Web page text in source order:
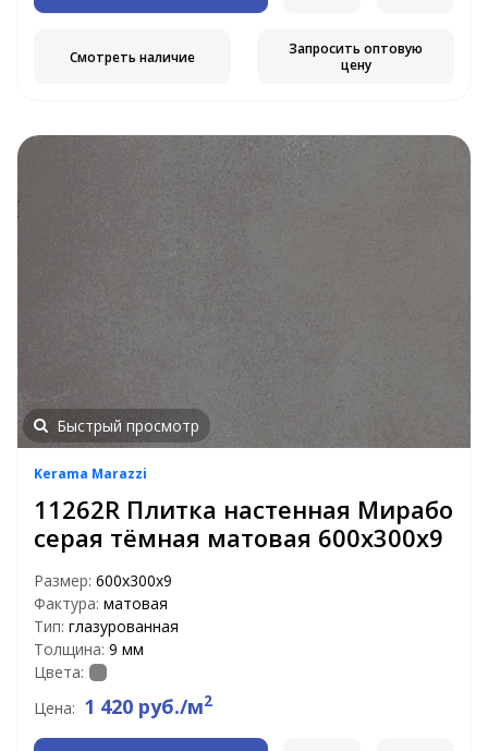
Смотреть наличие
Запросить оптовую
цену
Быстрый просмотр
Kerama Marazzi
11262R Плитка настенная Мирабо
серая тёмная матовая 600х300х9
Размер: 600х300х9
Фактура: матовая
Тип: глазурованная
Толщина: 9 мм
Цвета:
Цена: 1 420 руб./м2